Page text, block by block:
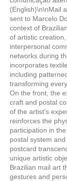
(English)\n\nMail
sent to Marcelo
context of
of artistic
interpersonal
networks during
incorporates
including
transforming
On the front, the
craft and postal
of the artist's
reinforces the
participation in
postal system
postcard
unique artistic
Brazilian mail art
gestures and